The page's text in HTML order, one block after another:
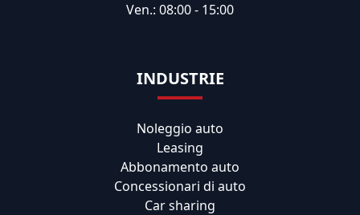
Ven.: 08:00 - 15:00
INDUSTRIE
Noleggio auto
Leasing
Abbonamento auto
Concessionari di auto
Car sharing